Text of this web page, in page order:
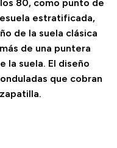
80, como punto de
estratificada,
de la suela clásica
de una puntera
la suela. El diseño
que cobran